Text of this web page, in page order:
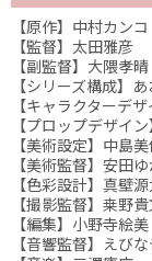
【原作】中村カンコ
【監督】太田雅彦
【副監督】大隈孝晴
【シリーズ構成】
【キャラクターデ
【プロップデザイ
【美術設定】中島
【美術監督】安田ゆ
【色彩設計】真壁
【撮影監督】桒野
【編集】小野寺絵美
【音響監督】えび